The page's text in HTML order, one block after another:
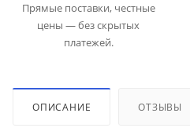
Прямые поставки, честные
цены — без скрытых
платежей.
ОПИСАНИЕ ОТЗЫВЫ